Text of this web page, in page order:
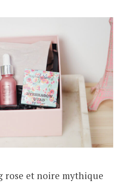
rose et noire mythique